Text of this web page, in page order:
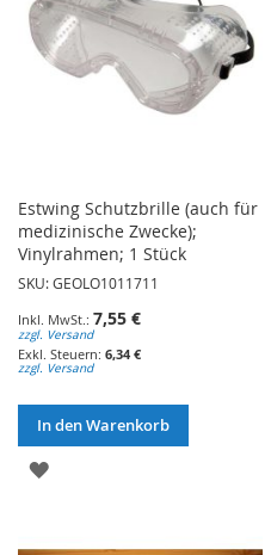
Estwing Schutzbrille (auch für
medizinische Zwecke);
Vinylrahmen; 1 Stück
SKU: GEOLO1011711
7,55 €
zzgl. Versand
6,34 €
zzgl. Versand
In den Warenkorb
ZUR
HINZUFÜGEN